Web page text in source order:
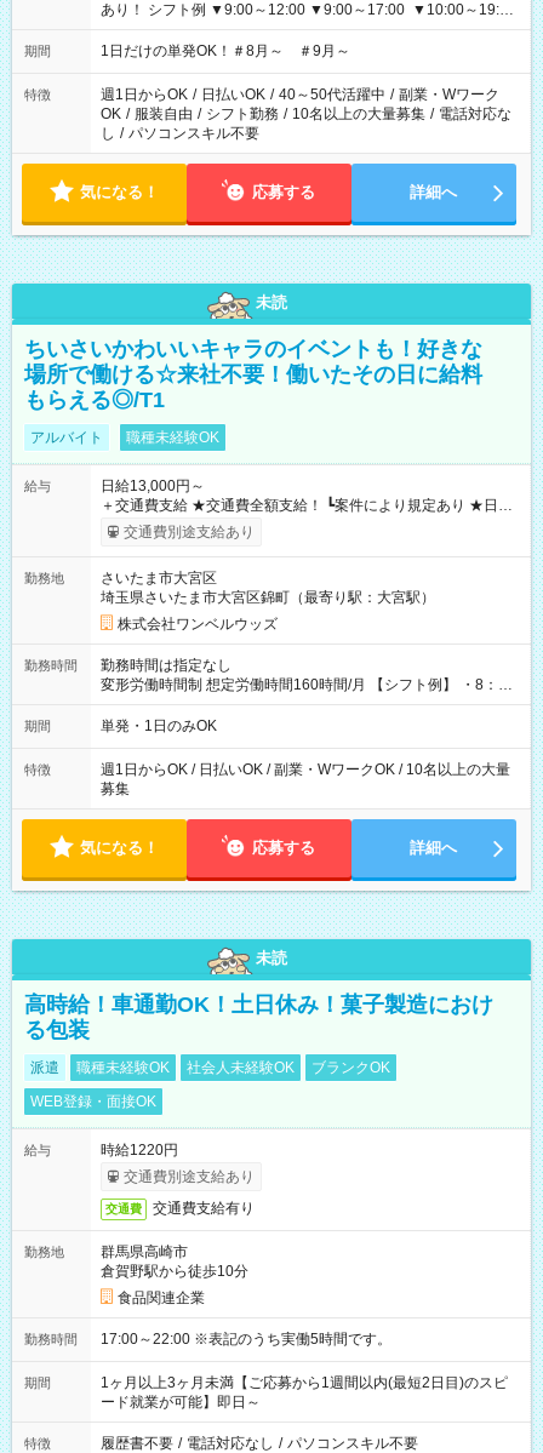
あり！ シフト例 ▼9:00～12:00 ▼9:00～17:00 ▼10:00～19:00
▼18:00～21:00
期間 1日だけの単発OK！＃8月～ ＃9月～
特徴 週1日からOK / 日払いOK / 40～50代活躍中 / 副業・Wワーク
OK / 服装自由 / シフト勤務 / 10名以上の大量募集 / 電話対応な
し / パソコンスキル不要
気になる！ 応募する 詳細へ
未読
ちいさいかわいいキャラのイベントも！好きな
場所で働ける☆来社不要！働いたその日に給料
もらえる◎/T1
アルバイト 職種未経験OK
給与
日給13,000円～
＋交通費支給 ★交通費全額支給！ ┗案件により規定あり ★日払
いOK！（規定あり） ┗働いたその日に現金GET♪ お仕事後はコ
ンビニATMから 日払い分を引き落とせます！ 【試用期間】試
交通費別途支給あり
勤務地
さいたま市大宮区
埼玉県さいたま市大宮区錦町（最寄り駅：大宮駅）
株式会社ワンベルウッズ
勤務時間
勤務時間は指定なし
変形労働時間制 想定労働時間160時間/月 【シフト例】 ・8：00
～21：00
期間 単発・1日のみOK
特徴
週1日からOK / 日払いOK / 副業・WワークOK / 10名以上の大量
募集
気になる！ 応募する 詳細へ
未読
高時給！車通勤OK！土日休み！菓子製造におけ
る包装
派遣 職種未経験OK 社会人未経験OK
ブランクOK
WEB登録・面接OK
給与
時給1220円
交通費別途支給あり
交通費 交通費支給有り
勤務地
群馬県高崎市
倉賀野駅から徒歩10分
食品関連企業
勤務時間 17:00～22:00 ※表記のうち実働5時間です。
期間
1ヶ月以上3ヶ月未満【ご応募から1週間以内(最短2日目)のスピ
ード就業が可能】即日～
特徴 履歴書不要 / 電話対応なし / パソコンスキル不要